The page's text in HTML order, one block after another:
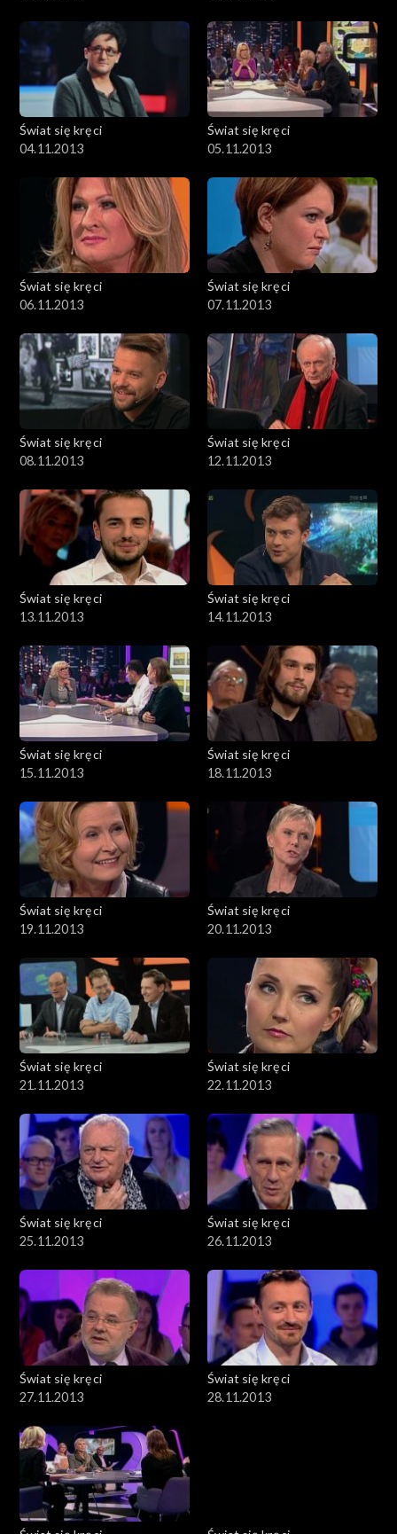
Świat się kręci
04.11.2013
Świat się kręci
05.11.2013
Świat się kręci
06.11.2013
Świat się kręci
07.11.2013
Świat się kręci
08.11.2013
Świat się kręci
12.11.2013
Świat się kręci
13.11.2013
Świat się kręci
14.11.2013
Świat się kręci
15.11.2013
Świat się kręci
18.11.2013
Świat się kręci
19.11.2013
Świat się kręci
20.11.2013
Świat się kręci
21.11.2013
Świat się kręci
22.11.2013
Świat się kręci
25.11.2013
Świat się kręci
26.11.2013
Świat się kręci
27.11.2013
Świat się kręci
28.11.2013